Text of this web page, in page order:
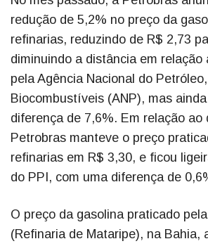
redução de 5,2% no preço da
refinarias, reduzindo de R$ 2,73
diminuindo a distância em relação
pela Agência Nacional do
Biocombustíveis (ANP), mas
diferença de 7,6%. Em relação ao
Petrobras manteve o preço
refinarias em R$ 3,30, e ficou
do PPI, com uma diferença de
O preço da gasolina praticado
(Refinaria de Mataripe), na Bahia,